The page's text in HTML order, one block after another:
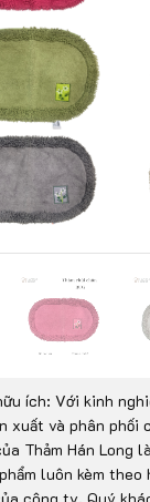
ích: Với kinh
xuất và phân phối
Thảm Hán Long
luôn kèm